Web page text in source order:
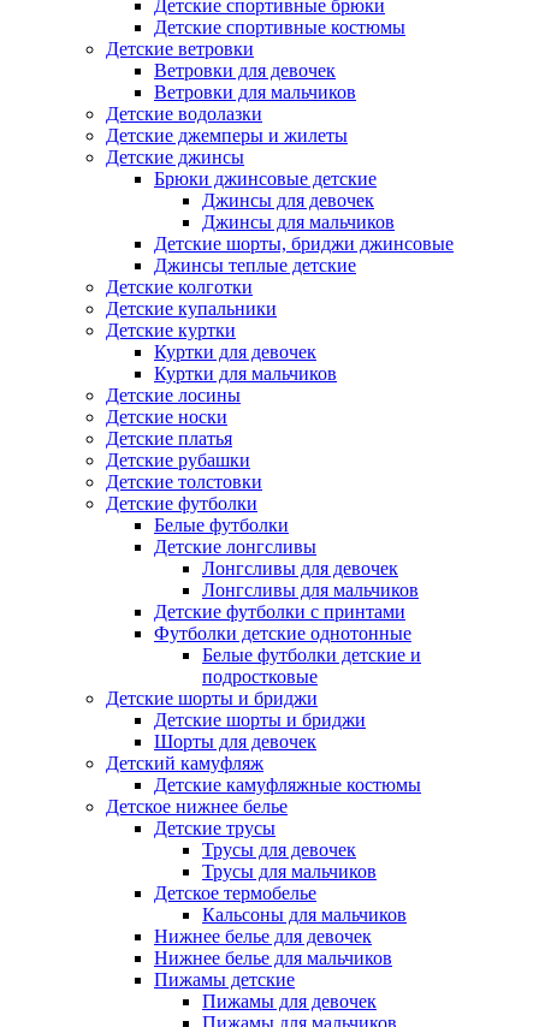
Детские спортивные брюки
Детские спортивные костюмы
Детские ветровки
Ветровки для девочек
Ветровки для мальчиков
Детские водолазки
Детские джемперы и жилеты
Детские джинсы
Брюки джинсовые детские
Джинсы для девочек
Джинсы для мальчиков
Детские шорты, бриджи джинсовые
Джинсы теплые детские
Детские колготки
Детские купальники
Детские куртки
Куртки для девочек
Куртки для мальчиков
Детские лосины
Детские носки
Детские платья
Детские рубашки
Детские толстовки
Детские футболки
Белые футболки
Детские лонгсливы
Лонгсливы для девочек
Лонгсливы для мальчиков
Детские футболки с принтами
Футболки детские однотонные
Белые футболки детские и
подростковые
Детские шорты и бриджи
Детские шорты и бриджи
Шорты для девочек
Детский камуфляж
Детские камуфляжные костюмы
Детское нижнее белье
Детские трусы
Трусы для девочек
Трусы для мальчиков
Детское термобелье
Кальсоны для мальчиков
Нижнее белье для девочек
Нижнее белье для мальчиков
Пижамы детские
Пижамы для девочек
Пижамы для мальчиков